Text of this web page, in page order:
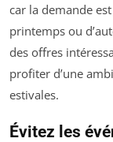
car la demande
printemps ou
des offres
profiter d’une
estivales.
Évitez les